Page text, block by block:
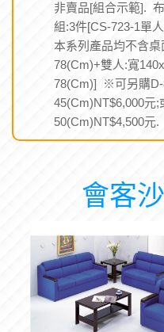
非賣品[組合示範].
組:3件[CS-723-1單
本系列產品均不含
78(Cm)+雙人:寬
78(Cm)] ※可另購D-
45(Cm)NT$6,000元
50(Cm)NT$4,500元.
會客